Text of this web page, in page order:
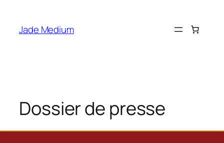
contenu
Jade Medium
Dossier de presse